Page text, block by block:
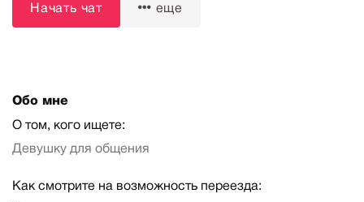
Начать чат еще
Обо мне
О том, кого ищете:
Девушку для общения
Как смотрите на возможность переезда: